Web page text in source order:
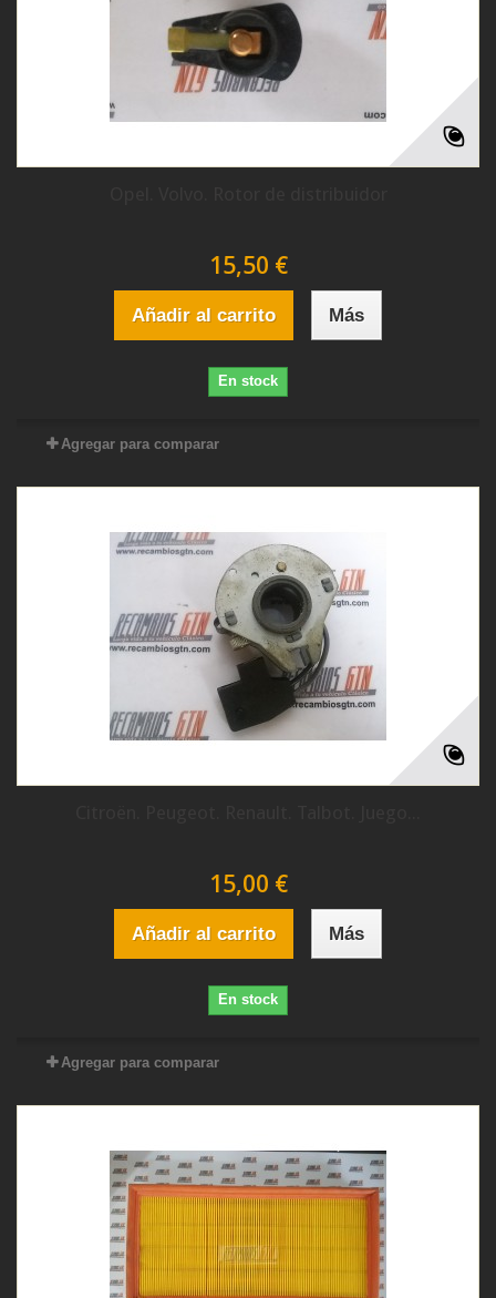
15,50 €
Añadir al carrito Más
En stock
Agregar para comparar
15,00 €
Añadir al carrito Más
En stock
Agregar para comparar